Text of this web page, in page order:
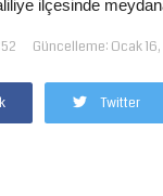
ilçesinde
Güncelleme: Ocak
Twitter